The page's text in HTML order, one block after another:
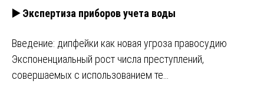
▶️ Экспертиза приборов учета воды
Введение: дипфейки как новая угроза правосудию
Экспоненциальный рост числа преступлений,
совершаемых с использованием те…